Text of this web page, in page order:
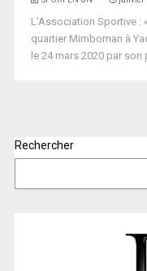
L’Association Sportive :
quartier Mimboman à
le 24 mars 2020 par son
Rechercher